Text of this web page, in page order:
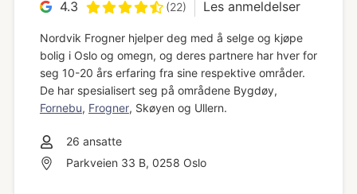
4.3 (22) Les anmeldelser
Nordvik Frogner hjelper deg med å selge og kjøpe
bolig i Oslo og omegn, og deres partnere har hver for
seg 10-20 års erfaring fra sine respektive områder.
De har spesialisert seg på områdene Bygdøy,
Fornebu, Frogner, Skøyen og Ullern.
26 ansatte
Parkveien 33 B, 0258 Oslo